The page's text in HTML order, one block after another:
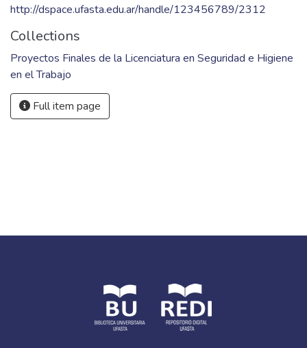
http://dspace.ufasta.edu.ar/handle/123456789/2312
Collections
Proyectos Finales de la Licenciatura en Seguridad e Higiene
en el Trabajo
Full item page